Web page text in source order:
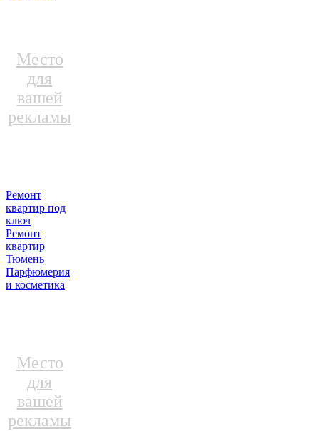
Место
для
вашей
рекламы
Ремонт
квартир под
ключ
Ремонт
квартир
Тюмень
Парфюмерия
и косметика
Место
для
вашей
рекламы